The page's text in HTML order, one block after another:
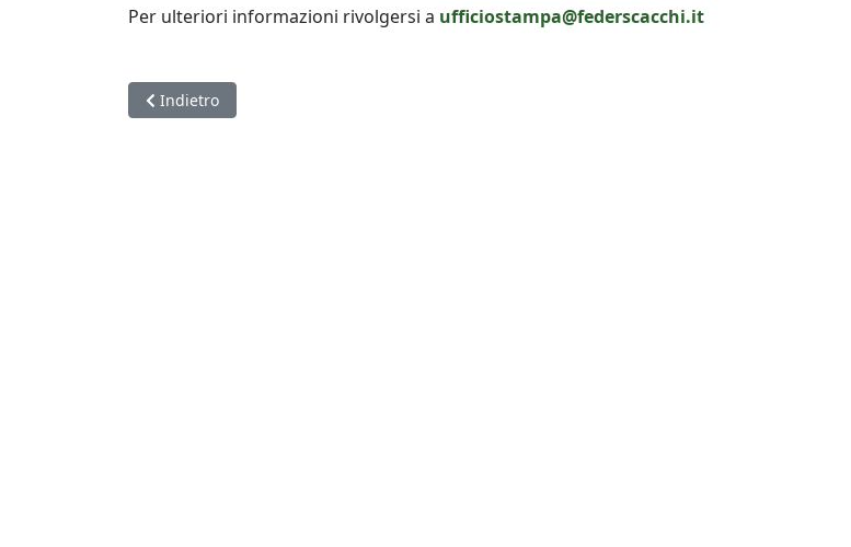
Per ulteriori informazioni rivolgersi a ufficiostampa@federscacchi.it
Articolo precedente: Campionati italiani giovanili: i vincitori e i podi dei dodici tornei
Indietro